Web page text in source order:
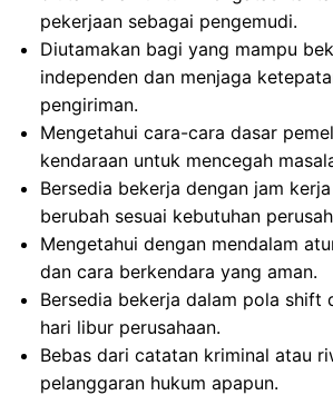
pekerjaan sebagai pengemudi.
Diutamakan bagi yang mampu
independen dan menjaga
pengiriman.
Mengetahui cara-cara dasar
kendaraan untuk mencegah
Bersedia bekerja dengan jam
berubah sesuai kebutuhan
Mengetahui dengan mendalam
dan cara berkendara yang aman.
Bersedia bekerja dalam pola shift
hari libur perusahaan.
Bebas dari catatan kriminal atau
pelanggaran hukum apapun.